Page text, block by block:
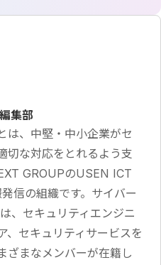
集部
は、中堅・中小企業がセ
切な対応をとれるよう支
GROUPのUSEN ICT
信の組織です。サイバー
、セキュリティエンジニ
、セキュリティサービスを
ざまなメンバーが在籍し